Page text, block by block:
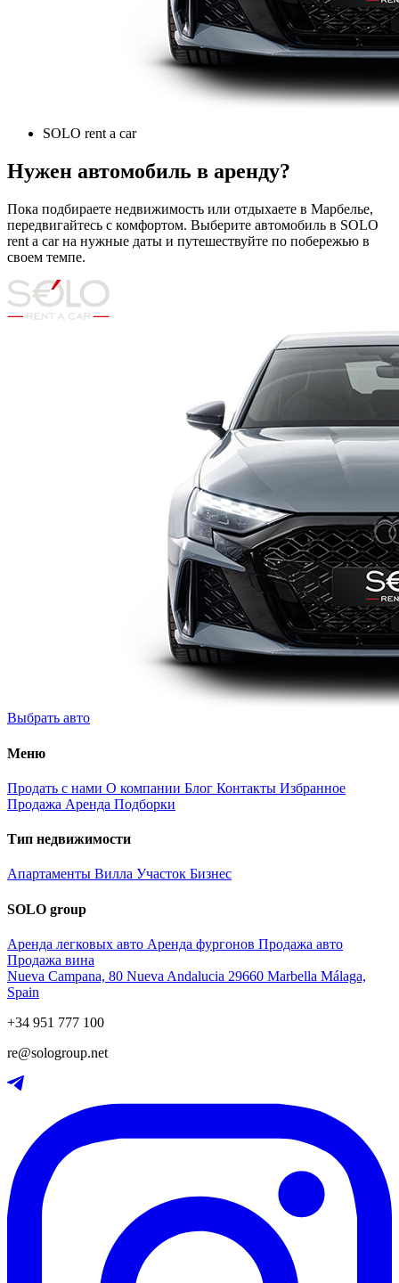
SOLO rent a car
Нужен автомобиль в аренду?
Пока подбираете недвижимость или отдыхаете в Марбелье,
передвигайтесь с комфортом. Выберите автомобиль в SOLO
rent a car на нужные даты и путешествуйте по побережью в
своем темпе.
Выбрать авто
Меню
Продать с нами О компании Блог Контакты Избранное
Продажа Аренда Подборки
Тип недвижимости
Апартаменты Вилла Участок Бизнес
SOLO group
Аренда легковых авто Аренда фургонов Продажа авто
Продажа вина
Nueva Campana, 80 Nueva Andalucia 29660 Marbella Málaga,
Spain
+34 951 777 100
re@sologroup.net